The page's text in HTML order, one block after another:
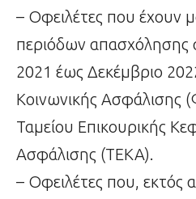
– Οφειλέτες που έχουν
περιόδων απασχόλησης
2021 έως Δεκέμβριο
Κοινωνικής Ασφάλισης
Ταμείου Επικουρικής
Ασφάλισης (ΤΕΚΑ).
– Οφειλέτες που, εκτός